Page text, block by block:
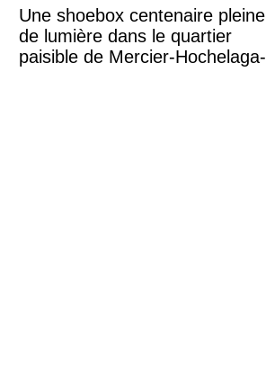
Une shoebox centenaire pleine
de lumière dans le quartier
paisible de Mercier-Hochelaga-